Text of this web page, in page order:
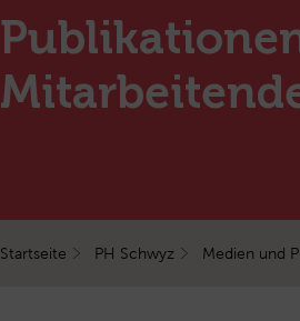
Startseite PH Schwyz Medien und